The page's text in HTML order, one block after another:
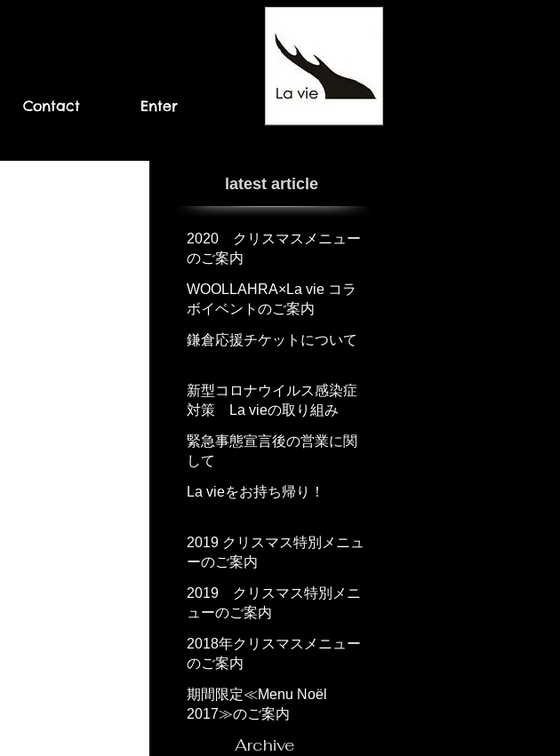
Contact Enter
latest article
2020 クリスマスメニュー
のご案内
WOOLLAHRA×La vie コラ
ボイベントのご案内
鎌倉応援チケットについて
新型コロナウイルス感染症
対策 La vieの取り組み
緊急事態宣言後の営業に関
して
La vieをお持ち帰り！
2019 クリスマス特別メニュ
ーのご案内
2019 クリスマス特別メニ
ューのご案内
2018年クリスマスメニュー
のご案内
期間限定≪Menu Noël
2017≫のご案内
Archive